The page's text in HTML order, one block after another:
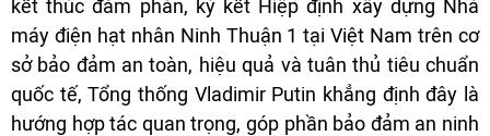
kết thúc đàm phán, ký kết Hiệp định xây dựng Nhà
máy điện hạt nhân Ninh Thuận 1 tại Việt Nam trên cơ
sở bảo đảm an toàn, hiệu quả và tuân thủ tiêu chuẩn
quốc tế, Tổng thống Vladimir Putin khẳng định đây là
hướng hợp tác quan trọng, góp phần bảo đảm an ninh